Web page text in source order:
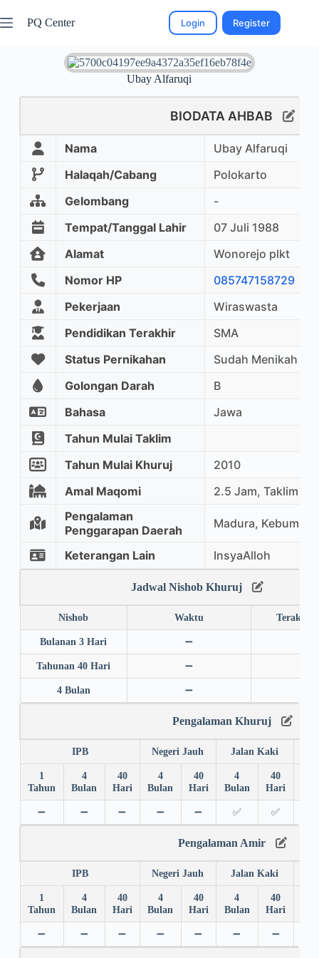
PQ Center Login Register
Ubay Alfaruqi
BIODATA AHBAB
Nama
Ubay Alfaruqi
Halaqah/Cabang
Polokarto
Gelombang
-
Tempat/Tanggal Lahir
07 Juli 1988
Alamat
Wonorejo plkt
Nomor HP
085747158729
Pekerjaan
Wiraswasta
Pendidikan Terakhir
SMA
Status Pernikahan
Sudah Menikah
Golongan Darah
B
Bahasa
Jawa
Tahun Mulai Taklim
Tahun Mulai Khuruj
2010
Amal Maqomi
2.5 Jam, Taklim
Pengalaman
Penggarapan Daerah
Madura,
Keterangan Lain InsyaAlloh
Jadwal Nishob Khuruj
Nishob Waktu Terakhir
Bulanan 3 Hari ➖
Tahunan 40 Hari ➖
4 Bulan ➖
Pengalaman Khuruj
IPB Negeri Jauh Jalan Kaki
1
Tahun
4
Bulan
40
Hari
4
Bulan
40
Hari
4
Bulan
40
Hari
➖ ➖ ➖ ➖ ➖ ✅ ✅
Pengalaman Amir
IPB Negeri Jauh Jalan Kaki
1
Tahun
4
Bulan
40
Hari
4
Bulan
40
Hari
4
Bulan
40
Hari
➖ ➖ ➖ ➖ ➖ ➖ ➖